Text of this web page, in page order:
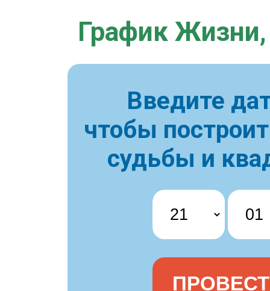
График Жизни,
Введите
чтобы
судьбы и